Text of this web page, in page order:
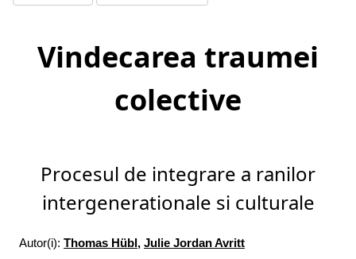
Vindecarea traumei
colective
Procesul de integrare a ranilor
intergenerationale si culturale
Autor(i): Thomas Hübl, Julie Jordan Avritt